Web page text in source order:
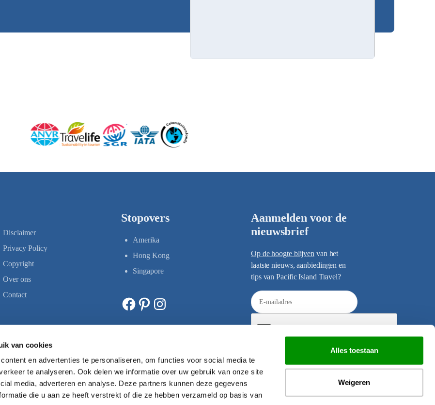
van cookies
en advertenties te personaliseren, om functies voor social media te
te analyseren. Ook delen we informatie over uw gebruik van onze site
media, adverteren en analyse. Deze partners kunnen deze gegevens
die u aan ze heeft verstrekt of die ze hebben verzameld op basis van
Alles toestaan
Weigeren
Disclaimer
Privacy Policy
Copyright
Over ons
Contact
Stopovers
Amerika
Hong Kong
Singapore
Facebook Pinterest Instagram
Aanmelden voor de
nieuwsbrief
Op de hoogte blijven van het
laatste nieuws, aanbiedingen en
tips van Pacific Island Travel?
E
-
a
d
e